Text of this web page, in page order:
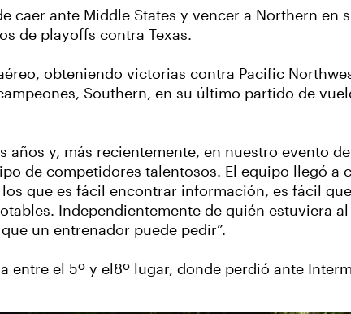
caer ante Middle States y vencer a Northern
de playoffs contra Texas.
obteniendo victorias contra Pacific
Southern, en su último partido de
y, más recientemente, en nuestro evento
de competidores talentosos. El equipo llegó a
que es fácil encontrar información, es fácil
Independientemente de quién estuviera
un entrenador puede pedir”.
entre el 5º y el8º lugar, donde perdió ante